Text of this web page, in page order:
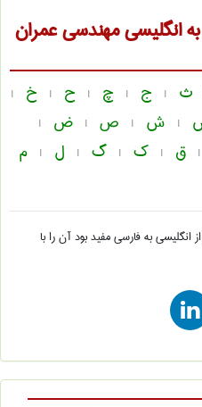
انگلیسیمهندسی عمران
ث | ج | چ | ح | خ |
| ش | ص | ض |
| ق | ک | گ | ل | م
انگلیسی به فارسیمفید بود آن را با